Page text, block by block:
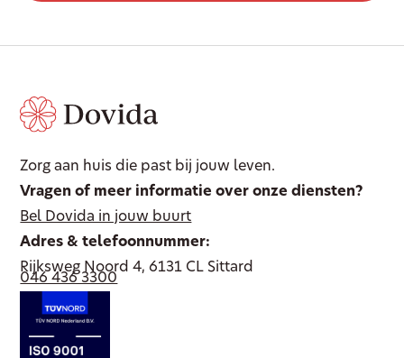
Zorg aan huis die past bij jouw leven.
Vragen of meer informatie over onze diensten?
Bel Dovida in jouw buurt
Adres & telefoonnummer:
Rijksweg Noord 4, 6131 CL Sittard
046 436 3300